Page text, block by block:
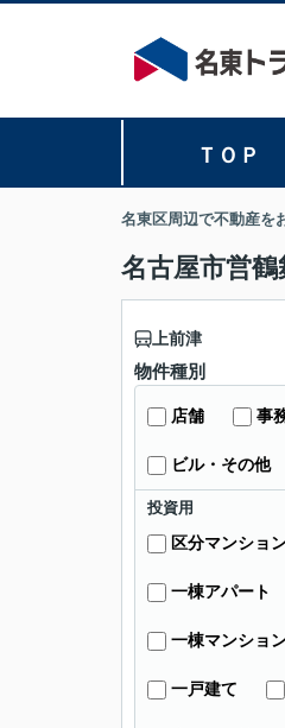
ＴＯＰ
名東区周辺で不動産を
名古屋市営
上前津
物件種別
店舗 事
ビル・その他
投資用
区分マンショ
一棟アパート
一棟マンショ
一戸建て